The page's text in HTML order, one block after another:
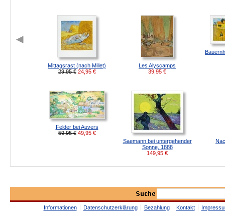
Mittagsrast (nach Millet)
29,95 € 24,95 €
Les Alyscamps
39,95 €
Felder bei Auvers
59,95 € 49,95 €
Saemann bei untergehender
Sonne, 1888
149,95 €
Informationen Datenschutzerklärung Bezahlung Kontakt